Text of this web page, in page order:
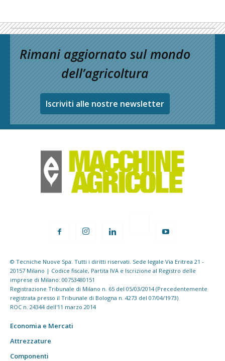
Rimani aggiornato sul mondo
dell’agricoltura
Iscriviti alle nostre newsletter
© Tecniche Nuove Spa. Tutti i diritti riservati. Sede legale Via Eritrea 21 -
20157 Milano | Codice fiscale, Partita IVA e Iscrizione al Registro delle
imprese di Milano: 00753480151
Registrazione Tribunale di Milano n. 65 del 05/03/2014 (Precedentemente
registrata presso il Tribunale di Bologna n. 4273 del 07/04/1973)
ROC n. 24344 dell'11 marzo 2014
Economia e Mercati
Attrezzature
Componenti